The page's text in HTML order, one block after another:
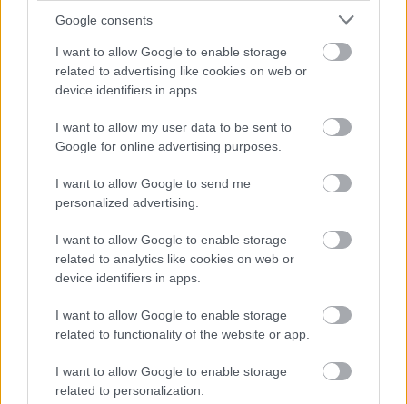
Google consents
I want to allow Google to enable storage
related to advertising like cookies on web or
device identifiers in apps.
I want to allow my user data to be sent to
Google for online advertising purposes.
I want to allow Google to send me
personalized advertising.
I want to allow Google to enable storage
related to analytics like cookies on web or
device identifiers in apps.
I want to allow Google to enable storage
related to functionality of the website or app.
I want to allow Google to enable storage
related to personalization.
5. Arányos Költségnövekedés Nélkül
Skálázódik Egész Európában
A hagyományos skálázás lineáris: több piac, több
nyelv, több csatorna nagyobb létszámot, magasabb
ügynökségi díjakat és több bonyolultságot jelent. Ez
az, ami az európai terjeszkedést olyan ijesztővé teszi
a közepes méretű márkák számára.
Az AI-alapú marketing megszünteti ezt a lineáris
összefüggést. Ugyanazok az AI rendszerek, amelyek
az egyik piacon kezelik a kampányait, öt új piacra is
adaptálhatók a működési költségek arányos
növekedése nélkül. A tartalom nagy léptékben
lokalizálható. A kampányok gyorsabban indíthatók
piacon már felépített adatintelligencia segítségével.
nagyvállalatok eszköze. Éppen ez teszi lehetővé az
ambiciózus, közepes méretű európai vállalkozások